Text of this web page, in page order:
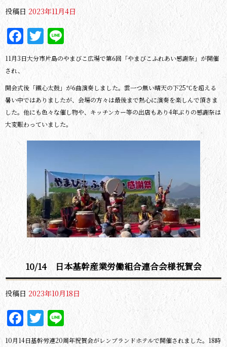
投稿日 2023年11月4日
Facebook
Twitter
Line
11月3日大分市片島のやまびこ広場で第6回「やまびこふれあい感謝祭」が開催
され、
開会式後「鐵心太鼓」が6曲演奏しました。雲一つ無い晴天の下25℃を超える
暑い中ではありましたが、会場の方々は最後まで熱心に演奏を楽しんで頂きま
した。他にも色々な催し物や、キッチンカー等の出店もあり4年ぶりの感謝祭は
大変賑わっていました。
10/14 日本基幹産業労働組合連合会様祝賀会
投稿日 2023年10月18日
Facebook
Twitter
Line
10月14日基幹労連20周年祝賀会がレンブランドホテルで開催されました。18時